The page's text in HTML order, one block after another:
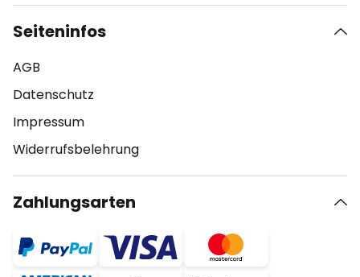
Seiteninfos
AGB
Datenschutz
Impressum
Widerrufsbelehrung
Zahlungsarten